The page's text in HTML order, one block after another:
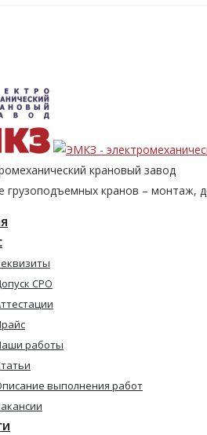
крановый завод
грузоподъемных кранов – монтаж,
СРО
работы
выполнения работ